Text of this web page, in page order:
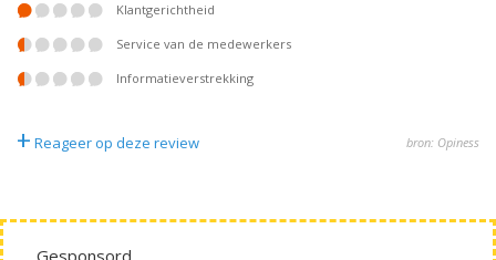
klantgerichtheid
service van de medewerkers
informatieverstrekking
+ Reageer op deze review bron: Opiness
Gesponsord